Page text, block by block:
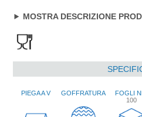
MOSTRA DESCRIZIONE
PIEGA A V GOFFRATURA
FOGLI
100